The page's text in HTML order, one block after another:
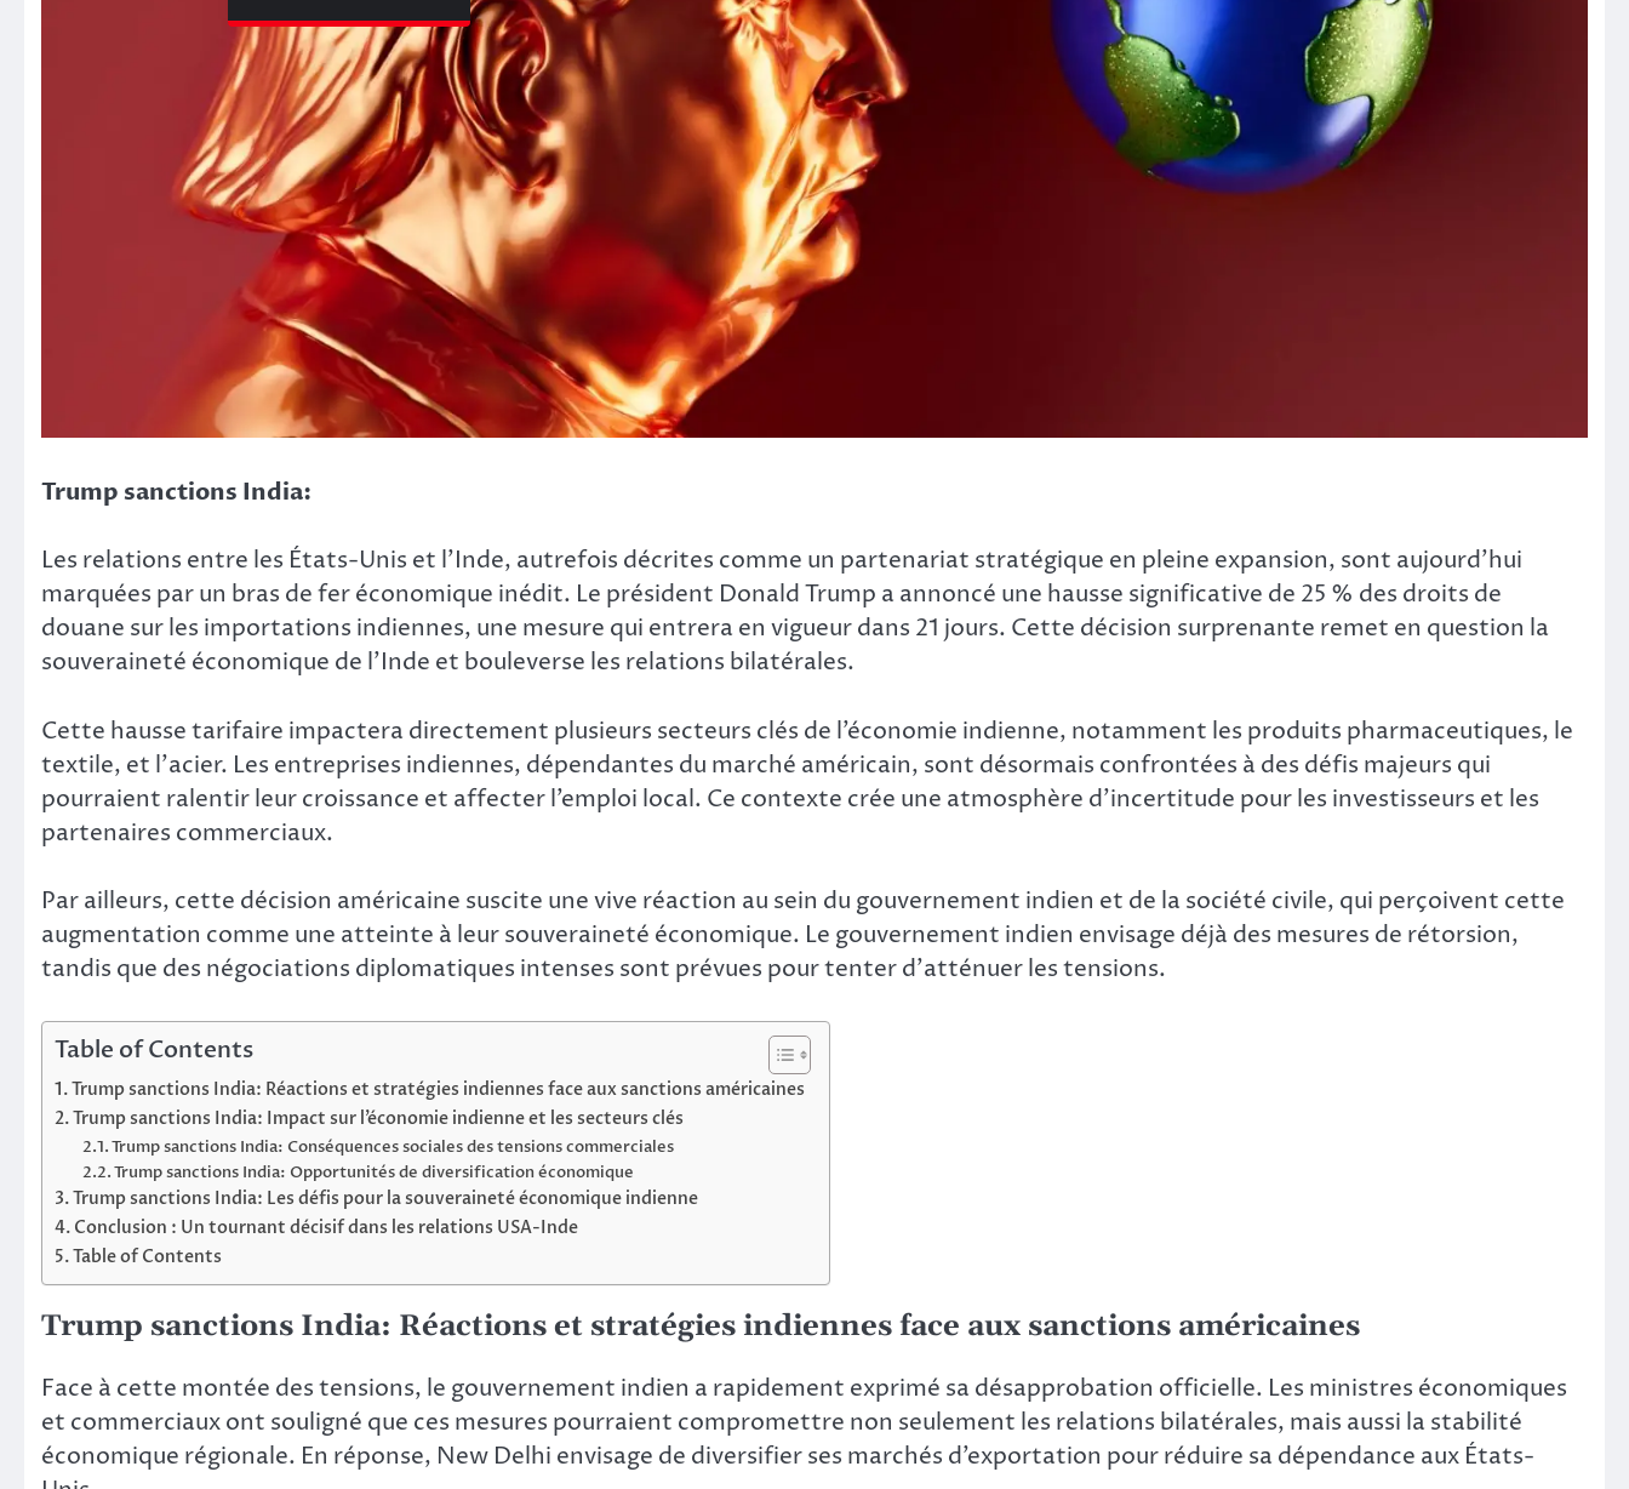
Trump sanctions India:
Les relations entre les États-Unis et l’Inde, autrefois décrites comme un partenariat stratégique en pleine expansion, sont aujourd’hui
marquées par un bras de fer économique inédit. Le président Donald Trump a annoncé une hausse significative de 25 % des droits de
douane sur les importations indiennes, une mesure qui entrera en vigueur dans 21 jours. Cette décision surprenante remet en question la
souveraineté économique de l’Inde et bouleverse les relations bilatérales.
Cette hausse tarifaire impactera directement plusieurs secteurs clés de l’économie indienne, notamment les produits pharmaceutiques, le
textile, et l’acier. Les entreprises indiennes, dépendantes du marché américain, sont désormais confrontées à des défis majeurs qui
pourraient ralentir leur croissance et affecter l’emploi local. Ce contexte crée une atmosphère d’incertitude pour les investisseurs et les
partenaires commerciaux.
Par ailleurs, cette décision américaine suscite une vive réaction au sein du gouvernement indien et de la société civile, qui perçoivent cette
augmentation comme une atteinte à leur souveraineté économique. Le gouvernement indien envisage déjà des mesures de rétorsion,
tandis que des négociations diplomatiques intenses sont prévues pour tenter d’atténuer les tensions.
Table of Contents
Trump sanctions India: Réactions et stratégies indiennes face aux sanctions américaines
Trump sanctions India: Impact sur l’économie indienne et les secteurs clés
Trump sanctions India: Conséquences sociales des tensions commerciales
Trump sanctions India: Opportunités de diversification économique
Trump sanctions India: Les défis pour la souveraineté économique indienne
Conclusion : Un tournant décisif dans les relations USA-Inde
Table of Contents
Trump sanctions India: Réactions et stratégies indiennes face aux sanctions américaines
Face à cette montée des tensions, le gouvernement indien a rapidement exprimé sa désapprobation officielle. Les ministres économiques
et commerciaux ont souligné que ces mesures pourraient compromettre non seulement les relations bilatérales, mais aussi la stabilité
économique régionale. En réponse, New Delhi envisage de diversifier ses marchés d’exportation pour réduire sa dépendance aux États-